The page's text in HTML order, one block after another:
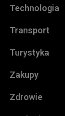
Technologia
Transport
Turystyka
Zakupy
Zdrowie